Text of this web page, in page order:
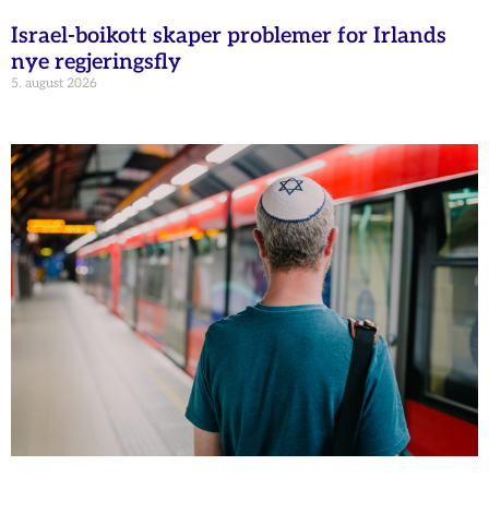
Israel-boikott skaper problemer for Irlands
nye regjeringsfly
5. august 2026